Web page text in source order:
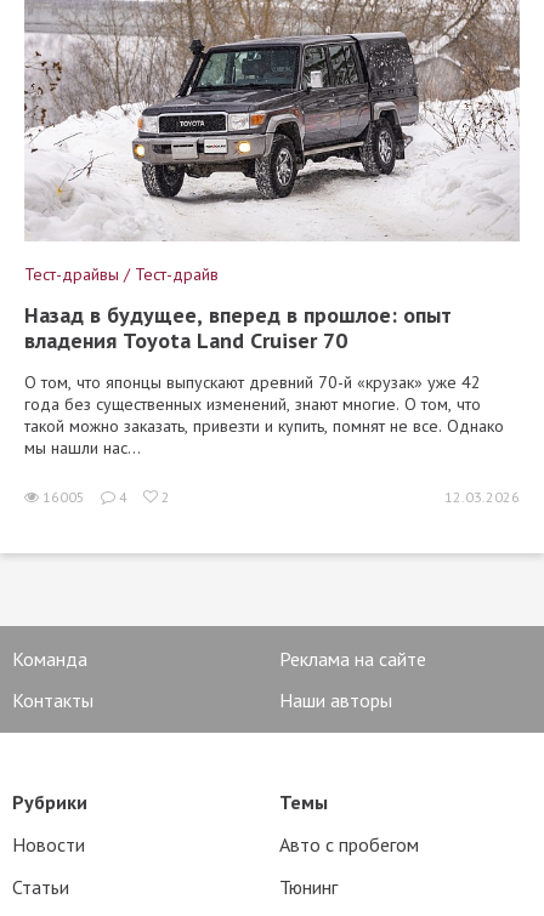
Тест-драйвы / Тест-драйв
Назад в будущее, вперед в прошлое: опыт
владения Toyota Land Cruiser 70
О том, что японцы выпускают древний 70-й «крузак» уже 42
года без существенных изменений, знают многие. О том, что
такой можно заказать, привезти и купить, помнят не все. Однако
мы нашли нас...
16005 4 2 12.03.2026
Команда
Реклама на сайте
Контакты
Наши авторы
Рубрики
Новости
Статьи
Темы
Авто с пробегом
Тюнинг